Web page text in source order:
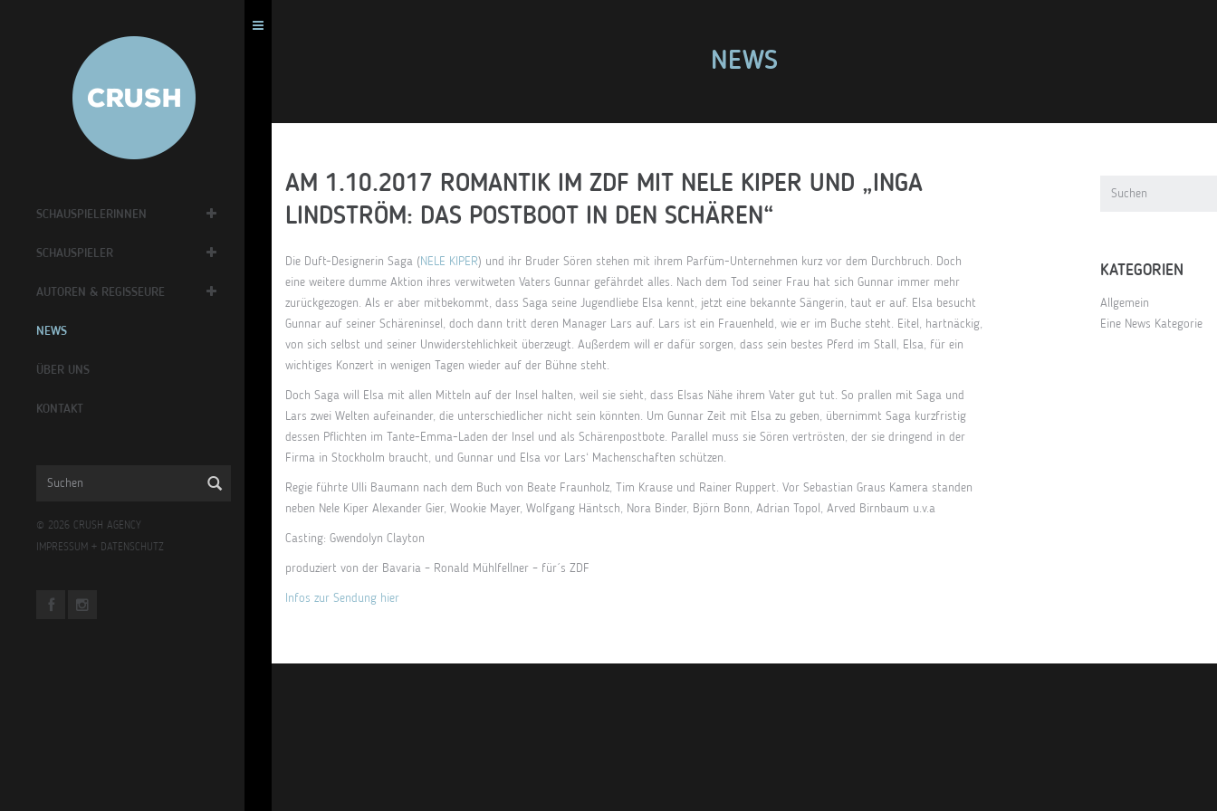
SCHAUSPIELERINNEN
SCHAUSPIELER
AUTOREN & REGISSEURE
NEWS
ÜBER UNS
KONTAKT
© 2026 CRUSH AGENCY
IMPRESSUM + DATENSCHUTZ
NEWS
AM 1.10.2017 ROMANTIK IM ZDF MIT NELE KIPER UND „INGA
LINDSTRÖM: DAS POSTBOOT IN DEN SCHÄREN“
Die Duft-Designerin Saga ( NELE KIPER) und ihr Bruder Sören stehen mit ihrem Parfüm-Unternehmen kurz vor dem Durchbruch. Doch
eine weitere dumme Aktion ihres verwitweten Vaters Gunnar gefährdet alles. Nach dem Tod seiner Frau hat sich Gunnar immer mehr
zurückgezogen. Als er aber mitbekommt, dass Saga seine Jugendliebe Elsa kennt, jetzt eine bekannte Sängerin, taut er auf. Elsa besucht
Gunnar auf seiner Schäreninsel, doch dann tritt deren Manager Lars auf. Lars ist ein Frauenheld, wie er im Buche steht. Eitel, hartnäckig,
von sich selbst und seiner Unwiderstehlichkeit überzeugt. Außerdem will er dafür sorgen, dass sein bestes Pferd im Stall, Elsa, für ein
wichtiges Konzert in wenigen Tagen wieder auf der Bühne steht.
Doch Saga will Elsa mit allen Mitteln auf der Insel halten, weil sie sieht, dass Elsas Nähe ihrem Vater gut tut. So prallen mit Saga und
Lars zwei Welten aufeinander, die unterschiedlicher nicht sein könnten. Um Gunnar Zeit mit Elsa zu geben, übernimmt Saga kurzfristig
dessen Pflichten im Tante-Emma-Laden der Insel und als Schärenpostbote. Parallel muss sie Sören vertrösten, der sie dringend in der
Firma in Stockholm braucht, und Gunnar und Elsa vor Lars‘ Machenschaften schützen.
Regie führte Ulli Baumann nach dem Buch von Beate Fraunholz, Tim Krause und Rainer Ruppert. Vor Sebastian Graus Kamera standen
neben Nele Kiper Alexander Gier, Wookie Mayer, Wolfgang Häntsch, Nora Binder, Björn Bonn, Adrian Topol, Arved Birnbaum u.v.a
Casting: Gwendolyn Clayton
produziert von der Bavaria – Ronald Mühlfellner – für´s ZDF
Infos zur Sendung hier
KATEGORIEN
Allgemein
Eine News Kategorie